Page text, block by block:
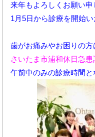
来年もよろしくお願い申
1月5日から診療を開始い
歯がお痛みやお困りの方
さいたま市浦和休日急患
午前中のみの診療時間と